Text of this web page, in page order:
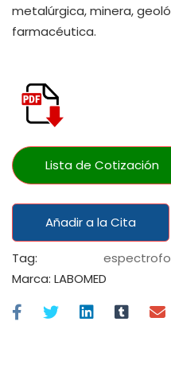
metalúrgica, minera,
farmacéutica.
Lista de Cotización
Añadir a la Cita
Tag:
Marca: LABOMED